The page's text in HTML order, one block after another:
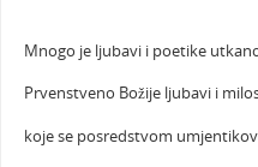
Mnogo je ljubavi i poetike
Prvenstveno Božije ljubavi i
koje se posredstvom